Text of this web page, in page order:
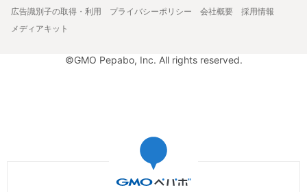
広告識別子の取得・利用
プライバシーポリシー 会社概要
採用情報
メディアキット
©GMO Pepabo, Inc. All rights reserved.